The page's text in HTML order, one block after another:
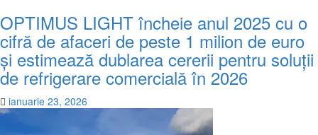
OPTIMUS LIGHT încheie anul 2025 cu o
cifră de afaceri de peste 1 milion de euro
și estimează dublarea cererii pentru soluții
de refrigerare comercială în 2026
ianuarie 23, 2026